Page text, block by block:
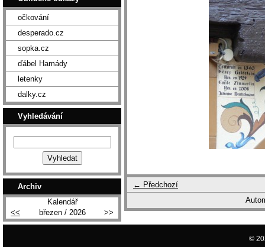
← Předchozí
očkování
desperado.cz
sopka.cz
ďábel Hamády
letenky
dalky.cz
Vyhledávání
Archiv
Kalendář
<<
březen / 2026 >>
©